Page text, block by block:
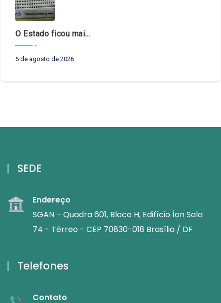
O Estado ficou mais complexo. O controle precisa acompanhar
6 de agosto de 2026
SEDE
Endereço
SGAN – Quadra 601, Bloco H, Edifício Íon Sala
74 - Térreo - CEP 70830-018 Brasília / DF
Telefones
Contato